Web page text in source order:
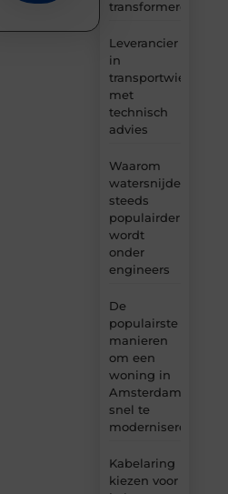
transformeren
Leverancier
in
transportwielen
met
technisch
advies
Waarom
watersnijden
steeds
populairder
wordt
onder
engineers
De
populairste
manieren
om een
woning in
Amsterdam
snel te
moderniseren
Kabelaring
kiezen voor